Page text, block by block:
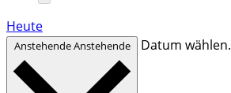
Heute
AnstehendeAnstehende Datum wählen.